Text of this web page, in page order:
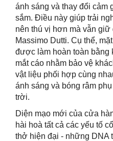
ánh sáng và thay đổi cảm
sắm. Điều này giúp trải
nên thú vị hơn mà vẫn
Massimo Dutti. Cụ thể,
được làm hoàn toàn
mắt cáo nhằm bảo vệ
vật liệu phối hợp cùng
ánh sáng và bóng râm
trời.
Diện mạo mới của cửa
hài hoà tất cả các yếu tố
thở hiện đại - những DNA